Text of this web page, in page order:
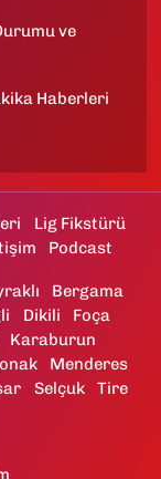
ve
Haberleri
Lig Fikstürü
Podcast
Bergama
Dikili
Foça
Karaburun
Menderes
Selçuk
Tire